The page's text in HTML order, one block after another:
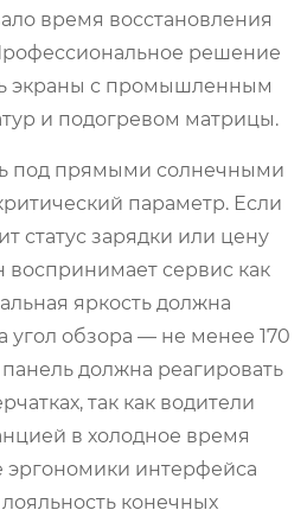
время восстановления
решение
экраны с промышленным
и подогревом матрицы.
под прямыми солнечными
параметр. Если
статус зарядки или цену
воспринимает сервис как
яркость должна
угол обзора — не менее 170
должна реагировать
так как водители
в холодное время
эргономики интерфейса
конечных